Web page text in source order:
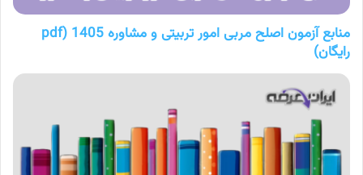
منابع آزمون اصلح مربی امور تربیتی و مشاوره 1405 (pdf
رایگان)